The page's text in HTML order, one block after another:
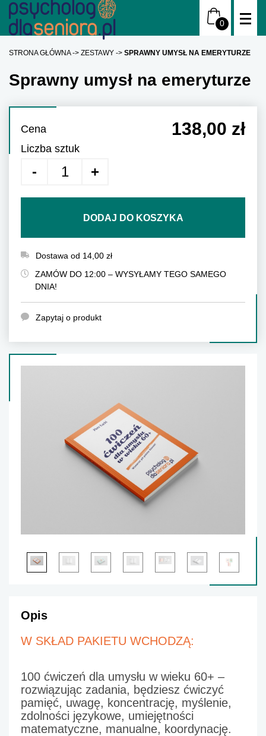
STRONA GŁÓWNA ZESTAWY SPRAWNY UMYSŁ NA EMERYTURZE
Sprawny umysł na emeryturze
Opis
W SKŁAD PAKIETU WCHODZĄ:
100 ćwiczeń dla umysłu w wieku 60+
rozwiązując zadania, będziesz ćwiczyć
pamięć, uwagę, koncentrację, myślenie,
zdolności językowe, umiejętności
matematyczne, manualne, koordynację.
Cena 138,00 zł
Liczba sztuk
DODAJ DO KOSZYKA
Dostawa od 14,00 zł
ZAMÓW DO 12:00 – WYSYŁAMY TEGO SAMEGO
DNIA!
Zapytaj o produkt